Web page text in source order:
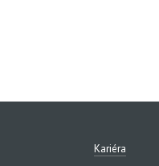
Kariéra